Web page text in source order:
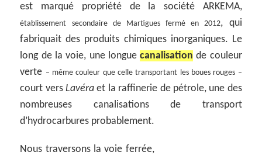
est marqué propriété de la société ARKEMA,
établissement secondaire de Martigues fermé en 2012, qui
fabriquait des produits chimiques inorganiques. Le
long de la voie, une longuecanalisation de couleur
verte – même couleur que celle transportant les boues rouges –
court versLavéra et la raffinerie de pétrole, une des
nombreuses canalisations de transport
d’hydrocarbures probablement.
Nous traversons la voie ferrée,